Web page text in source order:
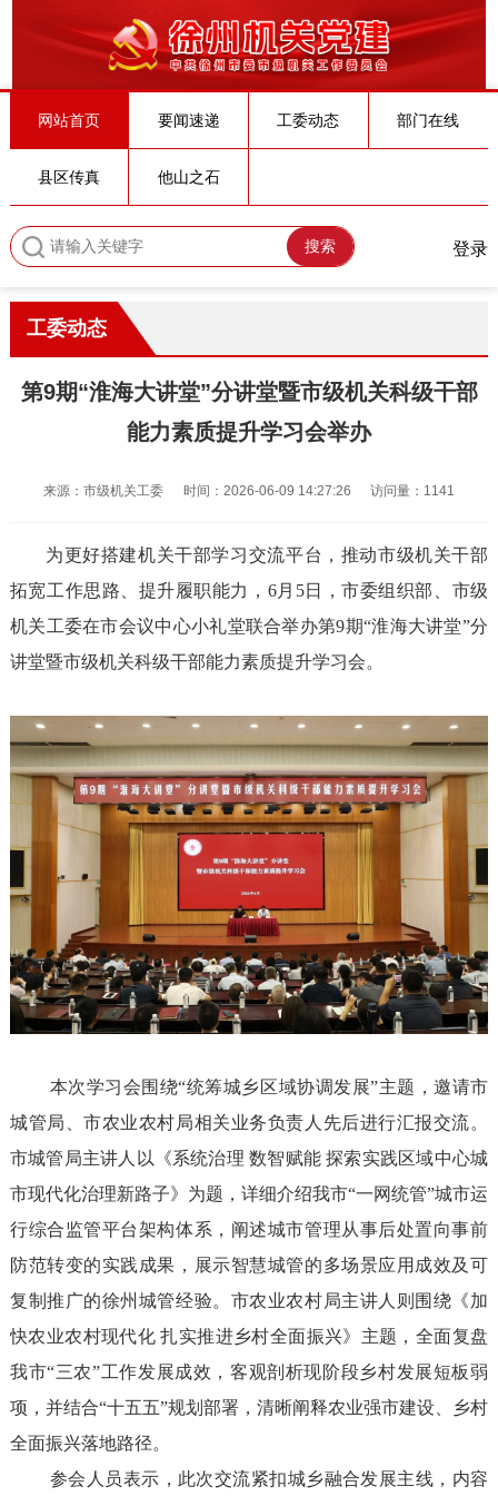
网站首页 要闻速递 工委动态 部门在线
县区传真 他山之石
搜索 登录
工委动态
第9期“淮海大讲堂”分讲堂暨市级机关科级干部
能力素质提升学习会举办
来源：市级机关工委 时间：2026-06-09 14:27:26 访问量：1141
为更好搭建机关干部学习交流平台，推动市级机关干部
拓宽工作思路、提升履职能力，6月5日，市委组织部、市级
机关工委在市会议中心小礼堂联合举办第9期“淮海大讲堂”分
讲堂暨市级机关科级干部能力素质提升学习会。
本次学习会围绕“统筹城乡区域协调发展”主题，邀请市
城管局、市农业农村局相关业务负责人先后进行汇报交流。
市城管局主讲人以《系统治理 数智赋能 探索实践区域中心城
市现代化治理新路子》为题，详细介绍我市“一网统管”城市运
行综合监管平台架构体系，阐述城市管理从事后处置向事前
防范转变的实践成果，展示智慧城管的多场景应用成效及可
复制推广的徐州城管经验。市农业农村局主讲人则围绕《加
快农业农村现代化 扎实推进乡村全面振兴》主题，全面复盘
我市“三农”工作发展成效，客观剖析现阶段乡村发展短板弱
项，并结合“十五五”规划部署，清晰阐释农业强市建设、乡村
全面振兴落地路径。
参会人员表示，此次交流紧扣城乡融合发展主线，内容